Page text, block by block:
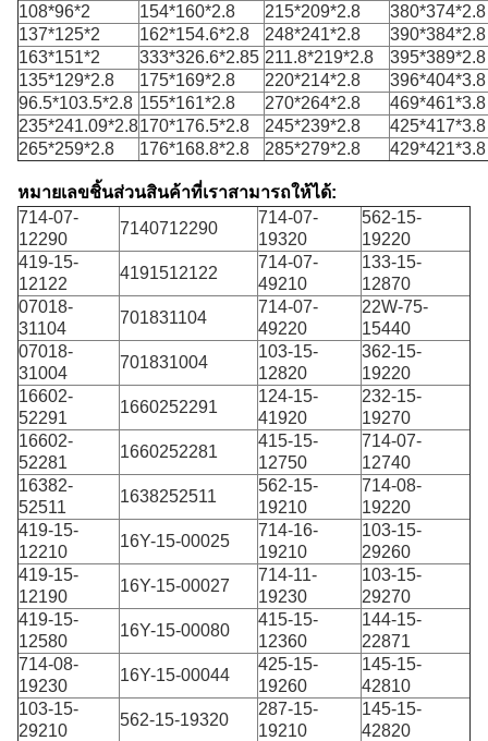
108*96*2
154*160*2.8 215*209*2.8
380*374*2.8
137*125*2
162*154.6*2.8 248*241*2.8
390*384*2.8
163*151*2
333*326.6*2.85 211.8*219*2.8
395*389*2.8
135*129*2.8
175*169*2.8 220*214*2.8
396*404*3.8
96.5*103.5*2.8 155*161*2.8 270*264*2.8
469*461*3.8
235*241.09*2.8170*176.5*2.8 245*239*2.8
425*417*3.8
265*259*2.8
176*168.8*2.8 285*279*2.8 429*421*3.8
หมายเลขชิ้นส่วนสินค้าที่เราสามารถให้ได้:
714-07-
12290
7140712290
714-07-
19320
562-15-
19220
419-15-
12122
4191512122
714-07-
49210
133-15-
12870
07018-
31104
701831104
714-07-
49220
22W-75-
15440
07018-
31004
701831004
103-15-
12820
362-15-
19220
16602-
52291
1660252291
124-15-
41920
232-15-
19270
16602-
52281
1660252281
415-15-
12750
714-07-
12740
16382-
52511
1638252511
562-15-
19210
714-08-
19220
419-15-
12210
16Y-15-00025
714-16-
19210
103-15-
29260
419-15-
12190
16Y-15-00027
714-11-
19230
103-15-
29270
419-15-
12580
16Y-15-00080
415-15-
12360
144-15-
22871
714-08-
19230
16Y-15-00044
425-15-
19260
145-15-
42810
103-15-
29210
562-15-19320
287-15-
19210
145-15-
42820